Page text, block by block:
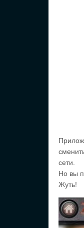
сети.
Но вы
Жуть!